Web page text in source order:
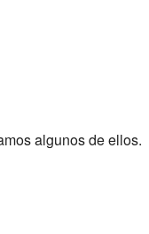
algunos de ellos.